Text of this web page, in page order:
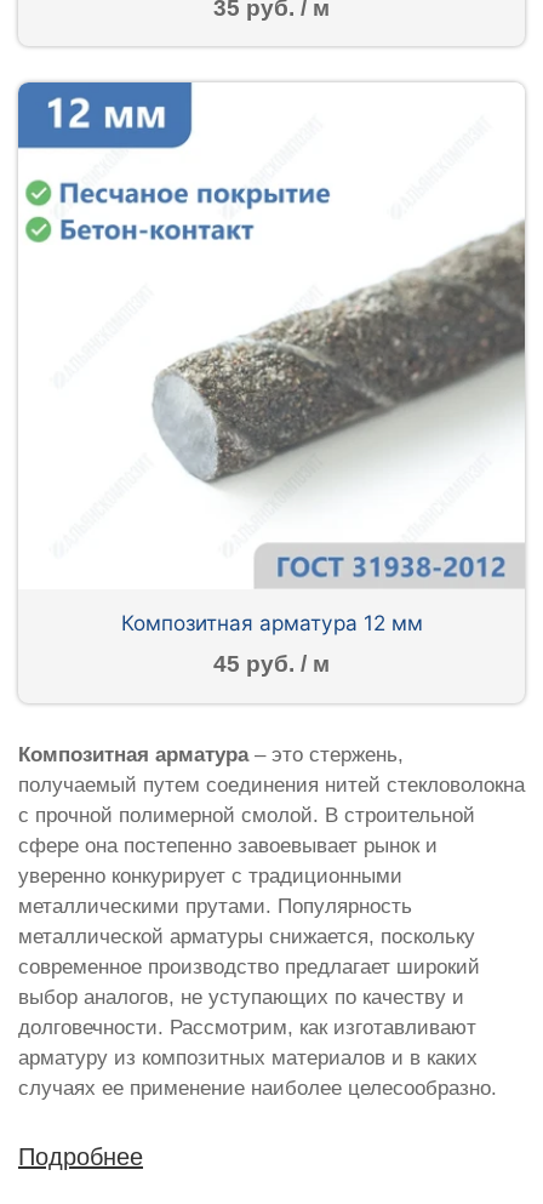
35 руб. / м
Композитная арматура 12 мм
45 руб. / м
Композитная арматура– это стержень,
получаемый путем соединения нитей стекловолокна
с прочной полимерной смолой. В строительной
сфере она постепенно завоевывает рынок и
уверенно конкурирует с традиционными
металлическими прутами. Популярность
металлической арматуры снижается, поскольку
современное производство предлагает широкий
выбор аналогов, не уступающих по качеству и
долговечности. Рассмотрим, как изготавливают
арматуру из композитных материалов и в каких
случаях ее применение наиболее целесообразно.
Подробнее